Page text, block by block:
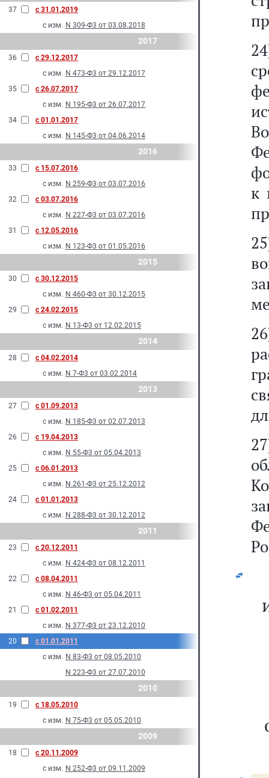
37
с 31.01.2019
с изм. N 309-Ф3 от 03.08.2018
2017
36
с 29.12.2017
с изм. N 473-Ф3 от 29.12.2017
35
с 26.07.2017
с изм. N 195-Ф3 от 26.07.2017
34
с 01.01.2017
с изм. N 145-Ф3 от 04.06.2014
2016
33
с 15.07.2016
с изм. N 259-Ф3 от 03.07.2016
32
с 03.07.2016
с изм. N 227-Ф3 от 03.07.2016
31
с 12.05.2016
с изм. N 123-Ф3 от 01.05.2016
2015
30
с 30.12.2015
с изм. N 460-Ф3 от 30.12.2015
29
с 24.02.2015
с изм. N 13-Ф3 от 12.02.2015
2014
28
с 04.02.2014
с изм. N 7-Ф3 от 03.02.2014
2013
27
с 01.09.2013
с изм. N 185-Ф3 от 02.07.2013
26
с 19.04.2013
с изм. N 55-Ф3 от 05.04.2013
25
с 06.01.2013
с изм. N 261-Ф3 от 25.12.2012
24
с 01.01.2013
с изм. N 288-Ф3 от 30.12.2012
2011
23
с 20.12.2011
с изм. N 424-Ф3 от 08.12.2011
22
с 08.04.2011
с изм. N 46-Ф3 от 05.04.2011
21
с 01.02.2011
с изм. N 377-Ф3 от 23.12.2010
20
с 01.01.2011
с изм. N 83-Ф3 от 08.05.2010
N 223-Ф3 от 27.07.2010
2010
19
с 18.05.2010
с изм. N 75-Ф3 от 05.05.2010
2009
18
с 20.11.2009
с изм. N 252-Ф3 от 09.11.2009
к